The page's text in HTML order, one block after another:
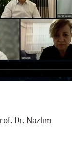
Dr. Nazlım